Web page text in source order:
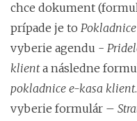
chce dokument
prípade je to
vyberie agendu -
klienta následne
pokladnice e-kasa klient
vyberie formulár –